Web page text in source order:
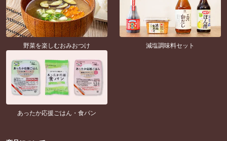
野菜を楽しむおみおつけ 減塩調味料セット
あったか応援ごはん・食パン